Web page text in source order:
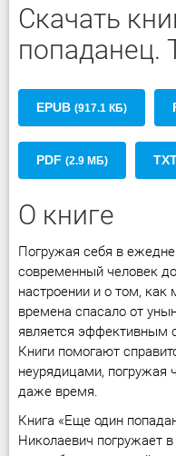
Скачать
попаданец.
EPUB (917.1 КБ)
PDF (2.9 МБ)
О книге
Погружая себя в
современный человек
настроении и о том, как
времена спасало от
является эффективным
Книги помогают
неурядицами, погружая
даже время.
Книга «Еще один
Николаевич погружает